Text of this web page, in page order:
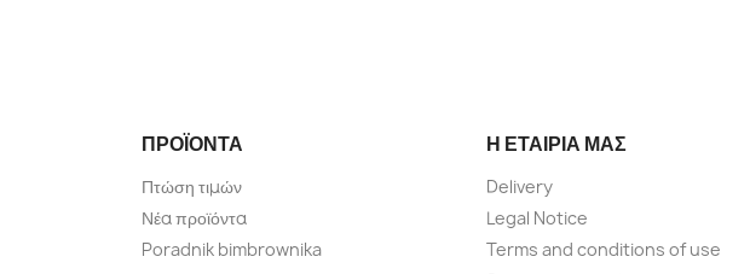
ΠΡΟΪΌΝΤΑ
Πτώση τιμών
Νέα προϊόντα
Poradnik bimbrownika
Η ΕΤΑΙΡΊΑ ΜΑΣ
Delivery
Legal Notice
Terms and conditions of use